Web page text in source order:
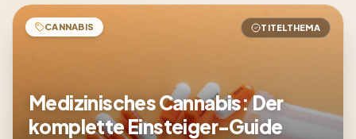
CANNABIS TITELTHEMA
Medizinisches Cannabis: Der
komplette Einsteiger-Guide